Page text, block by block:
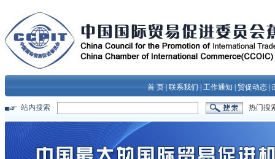
首 页 联系我们 工作通知 贸促动态
站内搜索 热门搜